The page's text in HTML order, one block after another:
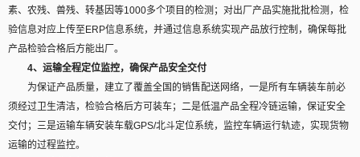
素、农残、兽残、转基因等1000多个项目的检测；对出厂产品实施批批检测，检
验信息对应上传至ERP信息系统，并通过信息系统实现产品放行控制，确保每批
产品检验合格后方能出厂。
4、运输全程定位监控，确保产品安全交付
为保证产品质量，建立了覆盖全国的销售配送网络，一是所有车辆装车前必
须经过卫生清洁，检验合格后方可装车；二是低温产品全程冷链运输，保证安全
交付；三是运输车辆安装车载GPS/北斗定位系统，监控车辆运行轨迹，实现货物
运输的过程监控。